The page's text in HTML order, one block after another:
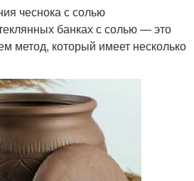
чеснока с солью
банках с солью — это
метод, который имеет несколько